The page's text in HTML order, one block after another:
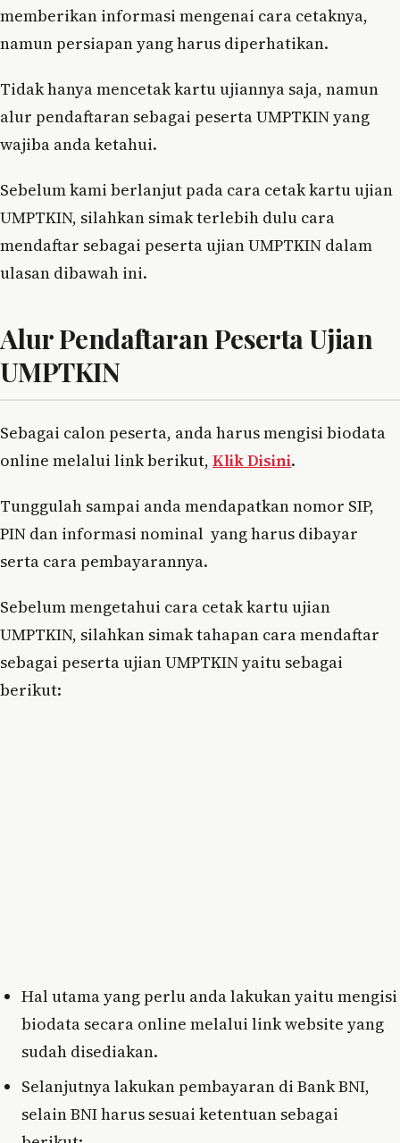
memberikan informasi mengenai cara cetaknya,
namun persiapan yang harus diperhatikan.
Tidak hanya mencetak kartu ujiannya saja, namun
alur pendaftaran sebagai peserta UMPTKIN yang
wajiba anda ketahui.
Sebelum kami berlanjut pada cara cetak kartu ujian
UMPTKIN, silahkan simak terlebih dulu cara
mendaftar sebagai peserta ujian UMPTKIN dalam
ulasan dibawah ini.
Alur Pendaftaran Peserta Ujian
UMPTKIN
Sebagai calon peserta, anda harus mengisi biodata
online melalui link berikut, Klik Disini.
Tunggulah sampai anda mendapatkan nomor SIP,
PIN dan informasi nominal yang harus dibayar
serta cara pembayarannya.
Sebelum mengetahui cara cetak kartu ujian
UMPTKIN, silahkan simak tahapan cara mendaftar
sebagai peserta ujian UMPTKIN yaitu sebagai
berikut:
Hal utama yang perlu anda lakukan yaitu mengisi
biodata secara online melalui link website yang
sudah disediakan.
Selanjutnya lakukan pembayaran di Bank BNI,
selain BNI harus sesuai ketentuan sebagai